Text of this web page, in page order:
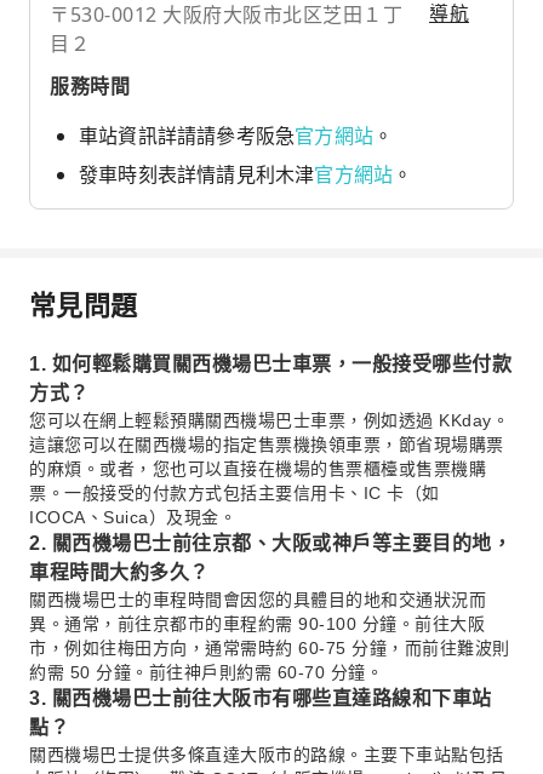
〒530-0012 大阪府大阪市北区芝田１丁
目２
導航
服務時間
車站資訊詳請請參考阪急官方網站 。
發車時刻表詳情請見利木津官方網站 。
常見問題
1. 如何輕鬆購買關西機場巴士車票，一般接受哪些付款
方式？
您可以在網上輕鬆預購關西機場巴士車票，例如透過 KKday。
這讓您可以在關西機場的指定售票機換領車票，節省現場購票
的麻煩。或者，您也可以直接在機場的售票櫃檯或售票機購
票。一般接受的付款方式包括主要信用卡、IC 卡（如
ICOCA、Suica）及現金。
2. 關西機場巴士前往京都、大阪或神戶等主要目的地，
車程時間大約多久？
關西機場巴士的車程時間會因您的具體目的地和交通狀況而
異。通常，前往京都市的車程約需 90-100 分鐘。前往大阪
市，例如往梅田方向，通常需時約 60-75 分鐘，而前往難波則
約需 50 分鐘。前往神戶則約需 60-70 分鐘。
3. 關西機場巴士前往大阪市有哪些直達路線和下車站
點？
關西機場巴士提供多條直達大阪市的路線。主要下車站點包括